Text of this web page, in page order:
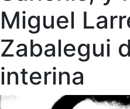
Miguel
Zabalegui
interina